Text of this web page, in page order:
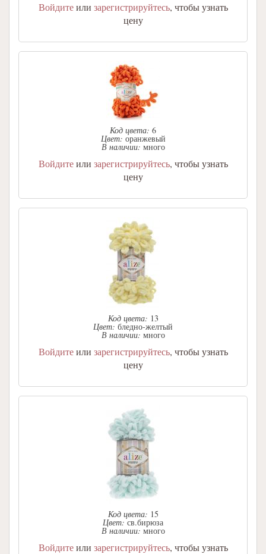
Войдитеили зарегистрируйтесь, чтобы узнать
цену
Код цвета: 6
Цвет: оранжевый
В наличии: много
Войдитеили зарегистрируйтесь, чтобы узнать
цену
Код цвета: 13
Цвет: бледно-желтый
В наличии: много
Войдитеили зарегистрируйтесь, чтобы узнать
цену
Код цвета: 15
Цвет:св.бирюза
В наличии: много
Войдитеили зарегистрируйтесь, чтобы узнать